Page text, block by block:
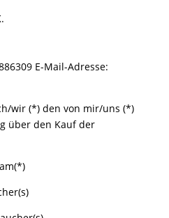
E-Mail-Adresse:
wir (*) den von mir/uns (*)
über den Kauf der